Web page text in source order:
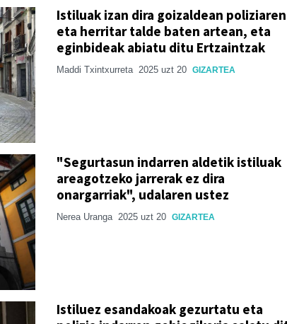
Istiluak izan dira goizaldean poliziaren
eta herritar talde baten artean, eta
eginbideak abiatu ditu Ertzaintzak
Maddi Txintxurreta 2025 uzt 20 GIZARTEA
"Segurtasun indarren aldetik istiluak
areagotzeko jarrerak ez dira
onargarriak", udalaren ustez
Nerea Uranga 2025 uzt 20 GIZARTEA
Istiluez esandakoak gezurtatu eta